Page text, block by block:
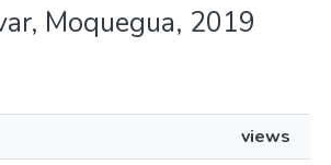
Moquegua, 2019
views